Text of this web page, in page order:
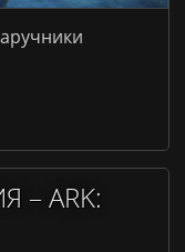
– ARK: